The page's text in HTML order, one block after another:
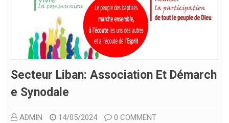
Secteur Liban: Association Et Démarch
E Synodale
ADMIN 14/05/2024 0 COMMENT